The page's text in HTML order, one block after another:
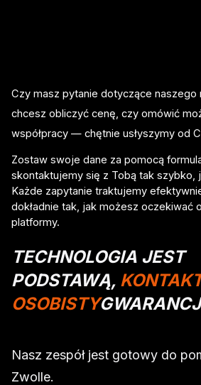
Czy masz pytanie dotyczące naszego
chcesz obliczyć cenę, czy omówić
współpracy — chętnie usłyszymy od
Zostaw swoje dane za pomocą
skontaktujemy się z Tobą tak szybko,
Każde zapytanie traktujemy
dokładnie tak, jak możesz oczekiwać
platformy.
TECHNOLOGIA JEST
PODSTAWĄ,
OSOBISTY
Nasz zespół jest gotowy do
Zwolle.